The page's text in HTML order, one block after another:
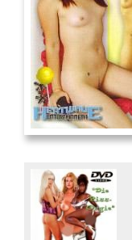
And Confused #8 - ...